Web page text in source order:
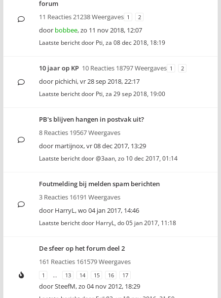
forum
11 Reacties 21238 Weergaves 1 2
door bobbee,zo 11 nov 2018, 12:07
Laatste bericht door Pti, za 08 dec 2018, 18:19
10 jaar op KP 10 Reacties 18797 Weergaves 1 2
door pichichi,vr 28 sep 2018, 22:17
Laatste bericht door Pti, za 29 sep 2018, 19:00
PB's blijven hangen in postvak uit?
8 Reacties 19567 Weergaves
door martijnox,vr 08 dec 2017, 13:29
Laatste bericht door@3aan, zo 10 dec 2017, 01:14
Foutmelding bij melden spam berichten
3 Reacties 16191 Weergaves
door HarryL,wo 04 jan 2017, 14:46
Laatste bericht door HarryL, do 05 jan 2017, 11:18
De sfeer op het forum deel 2
161 Reacties 161579 Weergaves
1 … 13 14 15 16 17
doorSteefM,zo 04 nov 2012, 18:29